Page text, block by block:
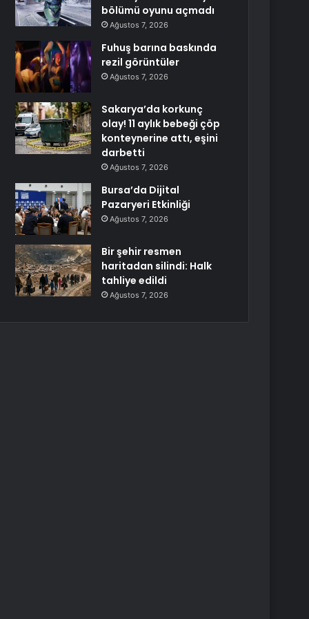
bölümü oyunu açmadı
Ağustos 7, 2026
Fuhuş barına baskında
rezil görüntüler
Ağustos 7, 2026
Sakarya’da korkunç
olay! 11 aylık bebeği çöp
konteynerine attı, eşini
darbetti
Ağustos 7, 2026
Bursa’da Dijital
Pazaryeri Etkinliği
Ağustos 7, 2026
Bir şehir resmen
haritadan silindi: Halk
tahliye edildi
Ağustos 7, 2026